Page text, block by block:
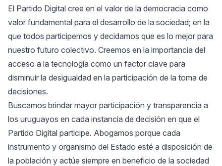
El Partido Digital cree en el valor de la democracia como
valor fundamental para el desarrollo de la sociedad; en la
que todos participemos y decidamos que es lo mejor para
nuestro futuro colectivo. Creemos en la importancia del
acceso a la tecnología como un factor clave para
disminuir la desigualdad en la participación de la toma de
decisiones.
Buscamos brindar mayor participación y transparencia a
los uruguayos en cada instancia de decisión en que el
Partido Digital participe. Abogamos porque cada
instrumento y organismo del Estado esté a disposición de
la población y actúe siempre en beneficio de la sociedad